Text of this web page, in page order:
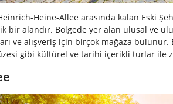
Heine-Allee arasında kalan Eski
bir alandır. Bölgede yer alan ulusal ve
ve alışveriş için birçok mağaza bulunur.
gibi kültürel ve tarihi içerikli turlar ile